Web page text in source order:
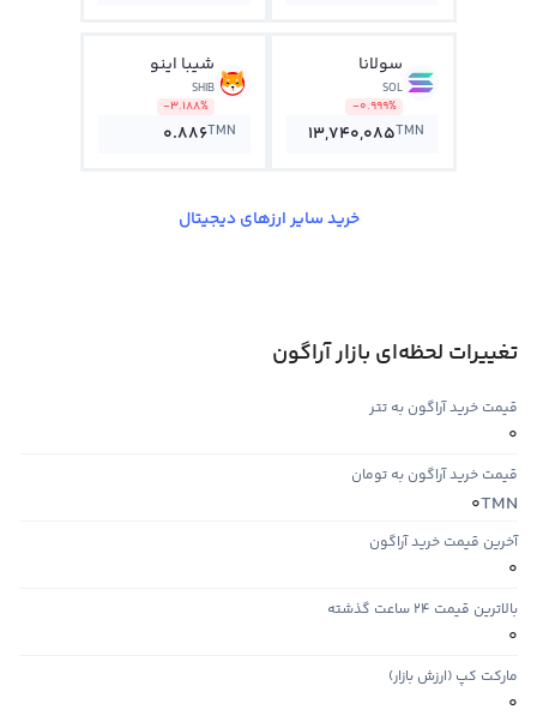
سولانا
SOL
-0.999%
13,740,085TMN
شیبا اینو
SHIB
-3.188%
0.886TMN
خرید سایر ارزهای دیجیتال
تغییرات لحظه‌ای بازار آراگون
قیمت خرید آراگون به تتر
0
قیمت خرید آراگون به تومان
TMN
0
آخرین قیمت خرید آراگون
0
بالاترین قیمت ۲۴ ساعت گذشته
0
مارکت کپ (ارزش بازار)
0